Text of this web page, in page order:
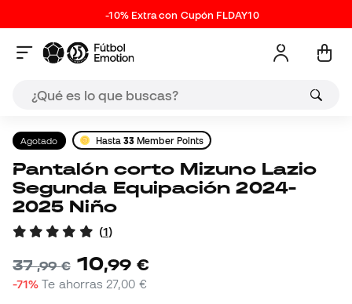
-10% Extra con Cupón FLDAY10
Agotado Hasta33 Member Points
Pantalón corto Mizuno Lazio
Segunda Equipación 2024-
2025 Niño
(1)
37,99 € 10,99 €
-71% Te ahorras 27,00 €